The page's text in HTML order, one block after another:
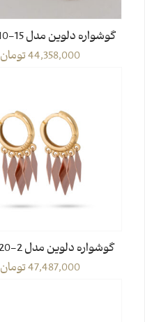
گوشواره دلوین مدل ER-DV10-15
44,358,000تومان
گوشواره دلوین مدل ER-DV20-2
47,487,000تومان